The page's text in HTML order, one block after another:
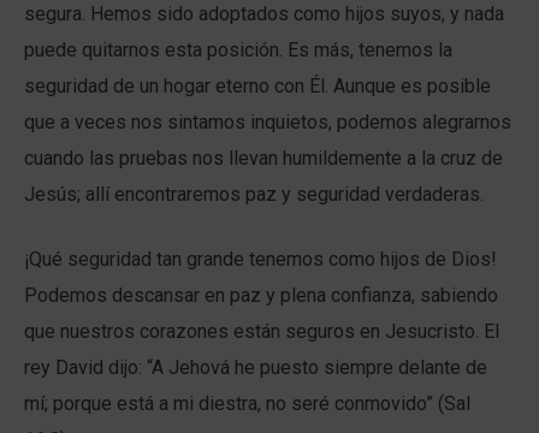
segura. Hemos sido adoptados como hijos suyos, y nada
puede quitarnos esta posición. Es más, tenemos la
seguridad de un hogar eterno con Él. Aunque es posible
que a veces nos sintamos inquietos, podemos alegrarnos
cuando las pruebas nos llevan humildemente a la cruz de
Jesús; allí encontraremos paz y seguridad verdaderas.
¡Qué seguridad tan grande tenemos como hijos de Dios!
Podemos descansar en paz y plena confianza, sabiendo
que nuestros corazones están seguros en Jesucristo. El
rey David dijo: “A Jehová he puesto siempre delante de
mí; porque está a mi diestra, no seré conmovido” (Sal